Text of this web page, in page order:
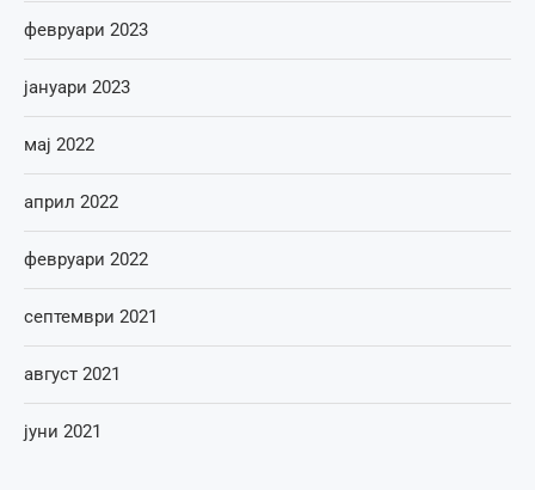
февруари 2023
јануари 2023
мај 2022
април 2022
февруари 2022
септември 2021
август 2021
јуни 2021